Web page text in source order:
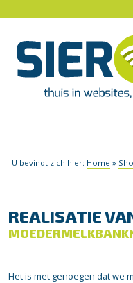
U bevindt zich hier: Home »
REALISATIE
Het is met genoegen dat we